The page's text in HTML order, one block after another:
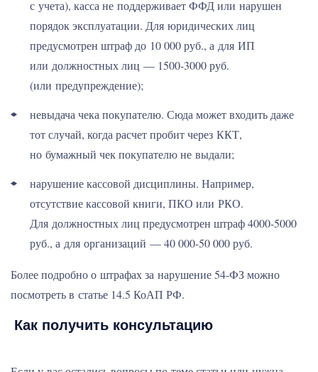
с учета), касса не поддерживает ФФД или нарушен
порядок эксплуатации. Для юридических лиц
предусмотрен штраф до 10 000 руб., а для ИП
или должностных лиц — 1500-3000 руб.
(или предупреждение);
невыдача чека покупателю. Сюда может входить даже
тот случай, когда расчет пробит через ККТ,
но бумажный чек покупателю не выдали;
нарушение кассовой дисциплины. Например,
отсутствие кассовой книги, ПКО или РКО.
Для должностных лиц предусмотрен штраф 4000-5000
руб., а для организаций — 40 000-50 000 руб.
Более подробно о штрафах за нарушение 54-ФЗ можно
посмотреть в статье 14.5 КоАП РФ.
Как получить консультацию